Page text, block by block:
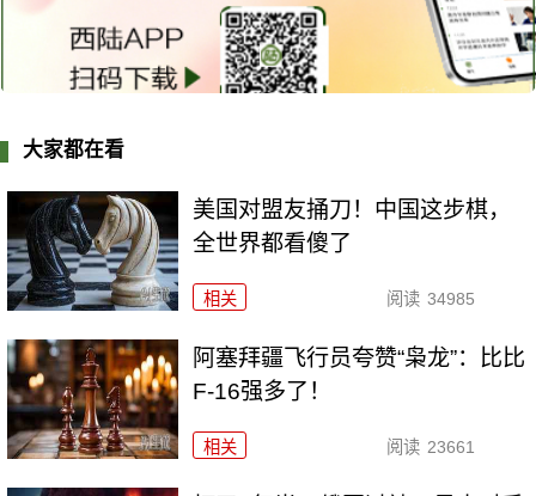
大家都在看
美国对盟友捅刀！中国这步棋，
全世界都看傻了
相关 阅读 34985
阿塞拜疆飞行员夸赞“枭龙”：比比
F-16强多了！
相关 阅读 23661